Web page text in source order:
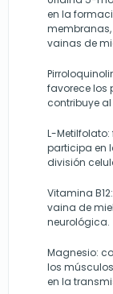
en la
vainas de
favorece los
contribuye
L-
participa en
división
Vitamina
vaina de
neurológica.
Magnesio:
los
en la